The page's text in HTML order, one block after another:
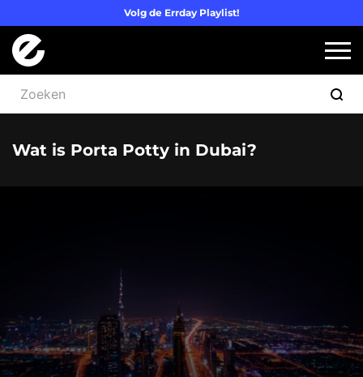
Volg de Errday Playlist!
Wat is Porta Potty in Dubai?